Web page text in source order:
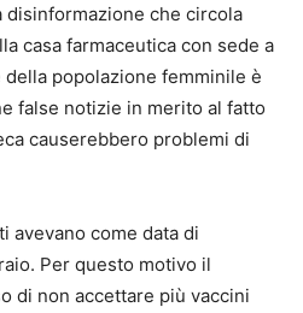
che circola
casa farmaceutica con sede a
popolazione femminile è
false notizie in merito al fatto
causerebbero problemi di
avevano come data di
Per questo motivo il
di non accettare più vaccini